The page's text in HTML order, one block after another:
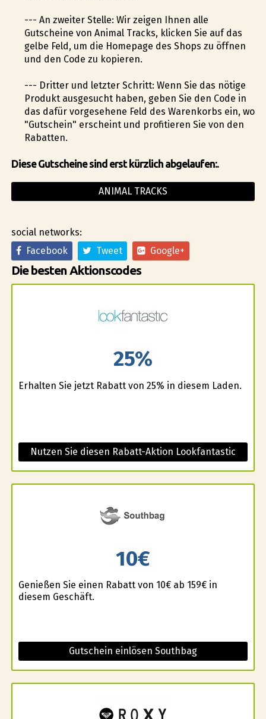
--- An zweiter Stelle: Wir zeigen Ihnen alle
Gutscheine von Animal Tracks, klicken Sie auf das
gelbe Feld, um die Homepage des Shops zu öffnen
und den Code zu kopieren.
--- Dritter und letzter Schritt: Wenn Sie das nötige
Produkt ausgesucht haben, geben Sie den Code in
das dafür vorgesehene Feld des Warenkorbs ein, wo
"Gutschein" erscheint und profitieren Sie von den
Rabatten.
Diese Gutscheine sind erst kürzlich abgelaufen:.
ANIMAL TRACKS
social networks:
Facebook
Tweet Google+
Die besten Aktionscodes
25%
Erhalten Sie jetzt Rabatt von 25% in diesem Laden.
Nutzen Sie diesen Rabatt-Aktion Lookfantastic
10€
Genießen Sie einen Rabatt von 10€ ab 159€ in
diesem Geschäft.
Gutschein einlösen Southbag